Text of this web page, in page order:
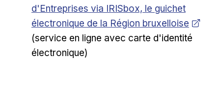
d'Entreprises via IRISbox, le guichet
électronique de la Région bruxelloise
(service en ligne avec carte d'identité
électronique)